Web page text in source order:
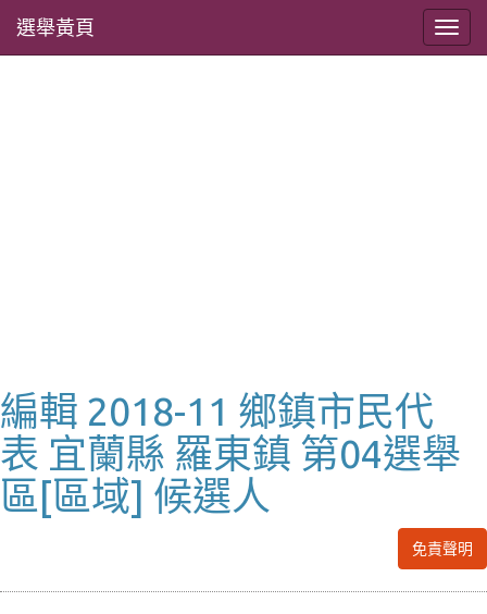
選舉黃頁
編輯 2018-11 鄉鎮市民代
表 宜蘭縣 羅東鎮 第04選舉
區[區域] 候選人
免責聲明